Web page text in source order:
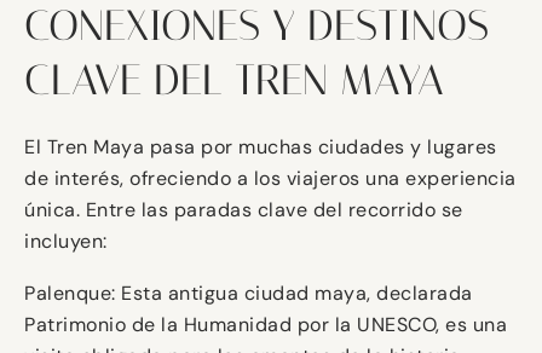
CONEXIONES Y DESTINOS
CLAVE DEL TREN MAYA
El Tren Maya pasa por muchas ciudades y lugares
de interés, ofreciendo a los viajeros una experiencia
única. Entre las paradas clave del recorrido se
incluyen:
Palenque: Esta antigua ciudad maya, declarada
Patrimonio de la Humanidad por la UNESCO, es una